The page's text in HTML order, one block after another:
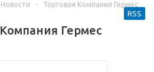
Новости - Торговая Компания Гермес
Гермес
RSS